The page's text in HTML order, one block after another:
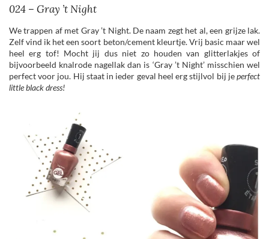
024 – Gray ’t Night
We trappen af met Gray ’t Night. De naam zegt het al, een grijze lak.
Zelf vind ik het een soort beton/cement kleurtje. Vrij basic maar wel
heel erg tof! Mocht jij dus niet zo houden van glitterlakjes of
bijvoorbeeld knalrode nagellak dan is ‘Gray ’t Night’ misschien wel
perfect voor jou. Hij staat in ieder geval heel erg stijlvol bij jeperfect
little black dress!